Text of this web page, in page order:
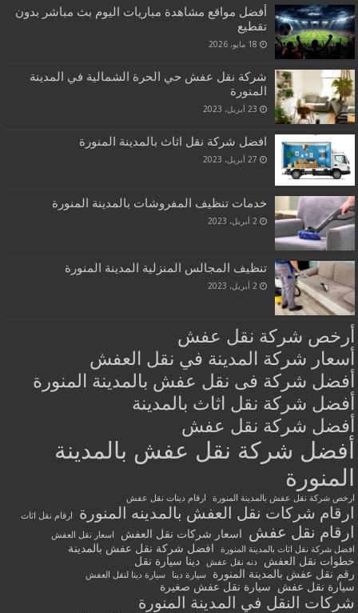
أفضل مواقع مشاهدة مباريات اليوم بث مباشر بدون
تقطيع
18 مايو، 2026
شركة نقل عفش حي الحرة الشمالية في المدينة
المنورة
23 أبريل، 2023
افضل شركة نقل اثاث بالمدينة المنورة
27 أبريل، 2023
خدمات تنظيف المفروشات بالمدينة المنورة
2 أبريل، 2023
تنظيف المجالس المنزلية المدينة المنورة
2 أبريل، 2023
أرخص شركة نقل عفش
أسعار شركة المدينة في نقل العفش
أفضل شركة فى نقل عفش بالمدينة المنورة
أفضل شركة نقل اثاث بالمدينة
أفضل شركة نقل عفش
أفضل شركة نقل عفش بالمدينة
المنورة
ارخص شركة نقل عفش بالمدينة المنورة ارقام دينات نقل عفش
ارقام شركات نقل العفش بالمدينه المنورة ارقام نقل اثاث
ارقام نقل عفش اسعار شركات نقل العفش
اسعار نقل العفش
افضل شركة نقل اثاث بالمدينة المنورة
افضل شركة نقل عفش بالمدينة
خطوات نقل العفش
دنه نقل عفش
دينا سيارة نقل
رقم نقل عفش بالمدينة المنورة
سيارة دينا سيارة دينا لنقل العفش
سيارة نقل عفش سيارة نقل عفش صغيرة
شركات النقل في المدينة المنورة